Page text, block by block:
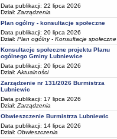
Data publikacji: 22 lipca 2026
Dział: Zarządzenia
Plan ogólny - konsultacje społeczne
Data publikacji: 20 lipca 2026
Dział: Plan ogólny - Konsultacje społeczne
Konsultacje społeczne projektu Planu
ogólnego Gminy Lubniewice
Data publikacji: 20 lipca 2026
Dział: Aktualności
Zarządzenie nr 131/2026 Burmistrza
Lubniewic
Data publikacji: 17 lipca 2026
Dział: Zarządzenia
Obwieszczenie Burmistrza Lubniewic
Data publikacji: 14 lipca 2026
Dział: Obwieszczenia